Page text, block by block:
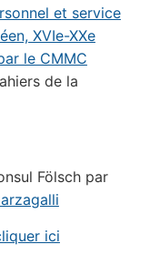
et service
XVIe-XXe
le CMMC
de la
Fölsch par
ici